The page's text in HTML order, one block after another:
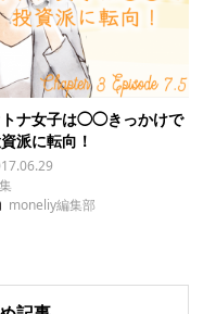
ナ女子は◯◯きっかけで
派に転向！
moneliy編集部